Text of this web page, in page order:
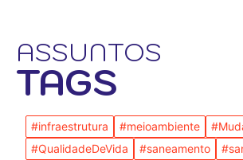
ASSUNTOS
TAGS
#infraestrutura #meioambiente
#QualidadeDeVida
#saneamento